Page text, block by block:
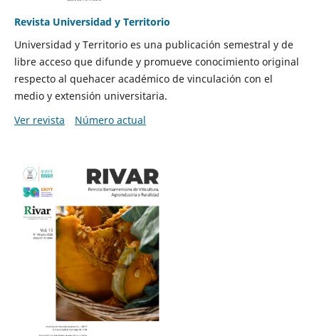
Revista Universidad y Territorio
Universidad y Territorio es una publicación semestral y de
libre acceso que difunde y promueve conocimiento original
respecto al quehacer académico de vinculación con el
medio y extensión universitaria.
Ver revista
Número actual